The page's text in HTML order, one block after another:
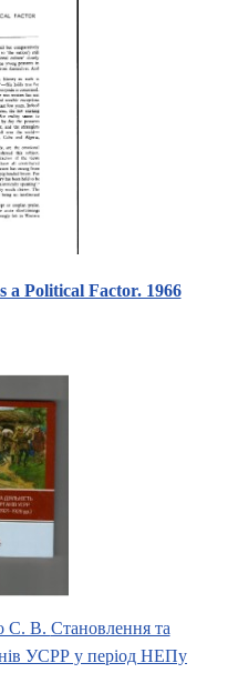
a Political Factor. 1966
С. В. Становлення та
УСРР у період НЕПу